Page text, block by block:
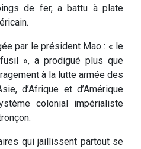
de fer, a battu à plate
par le président Mao : « le
», a prodigué plus que
à la lutte armée des
d’Afrique et d’Amérique
colonial impérialiste
qui jaillissent partout se